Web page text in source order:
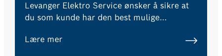
Levanger Elektro Service ønsker å sikre at
du som kunde har den best mulige
Service-nettverket betyr at eksterne
Lære mer